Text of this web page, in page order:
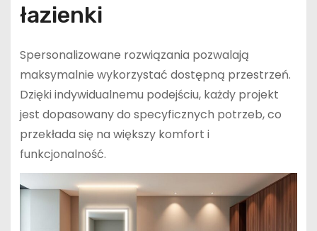
łazienki
Spersonalizowane rozwiązania pozwalają
maksymalnie wykorzystać dostępną przestrzeń.
Dzięki indywidualnemu podejściu, każdy projekt
jest dopasowany do specyficznych potrzeb, co
przekłada się na większy komfort i
funkcjonalność.